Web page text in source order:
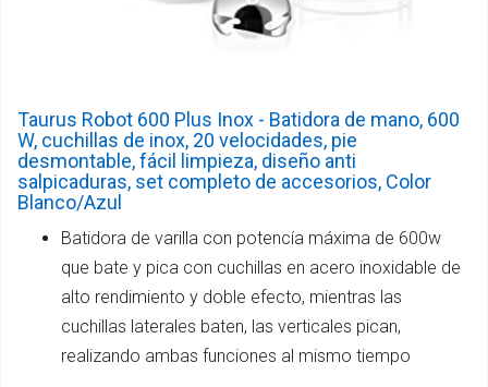
Taurus Robot 600 Plus Inox - Batidora de mano, 600
W, cuchillas de inox, 20 velocidades, pie
desmontable, fácil limpieza, diseño anti
salpicaduras, set completo de accesorios, Color
Blanco/Azul
Batidora de varilla con potencía máxima de 600w
que bate y pica con cuchillas en acero inoxidable de
alto rendimiento y doble efecto, mientras las
cuchillas laterales baten, las verticales pican,
realizando ambas funciones al mismo tiempo